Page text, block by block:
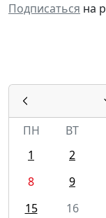
Подписаться на
ПН
ВТ
1
2
8
9
15
16